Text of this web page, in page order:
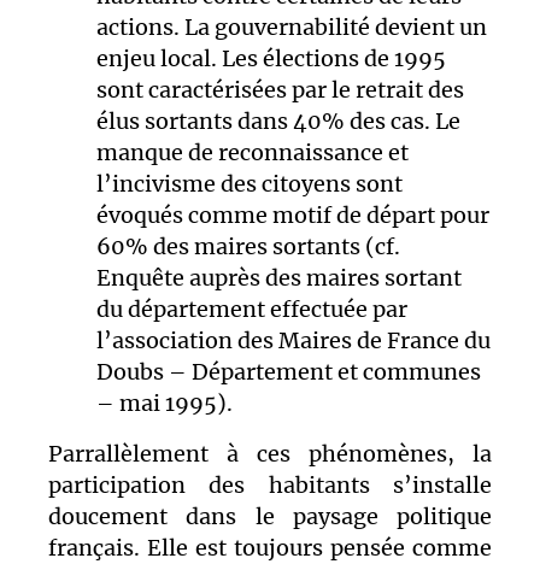
actions. La gouvernabilité devient un
enjeu local. Les élections de 1995
sont caractérisées par le retrait des
élus sortants dans 40% des cas. Le
manque de reconnaissance et
l’incivisme des citoyens sont
évoqués comme motif de départ pour
60% des maires sortants (cf.
Enquête auprès des maires sortant
du département effectuée par
l’association des Maires de France du
Doubs – Département et communes
– mai 1995).
Parrallèlement à ces phénomènes, la
participation des habitants s’installe
doucement dans le paysage politique
français. Elle est toujours pensée comme